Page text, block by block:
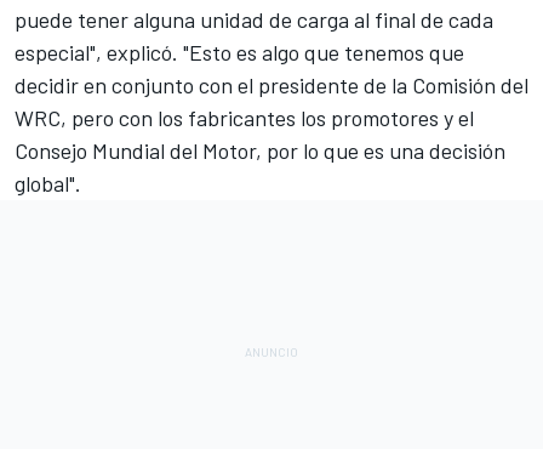
puede tener alguna unidad de carga al final de cada
especial", explicó. "Esto es algo que tenemos que
decidir en conjunto con el presidente de la Comisión del
WRC, pero con los fabricantes los promotores y el
Consejo Mundial del Motor, por lo que es una decisión
global".